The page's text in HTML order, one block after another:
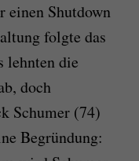
einen Shutdown
folgte das
lehnten die
doch
Schumer (74)
Begründung: